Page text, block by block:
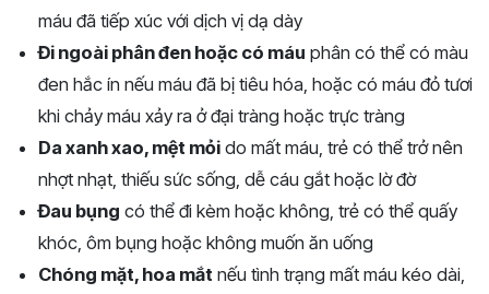
máu đã tiếp xúc với dịch vị dạ dày
Đi ngoài phân đen hoặc có máu phân có thể có màu
đen hắc ín nếu máu đã bị tiêu hóa, hoặc có máu đỏ tươi
khi chảy máu xảy ra ở đại tràng hoặc trực tràng
Da xanh xao, mệt mỏi do mất máu, trẻ có thể trở nên
nhợt nhạt, thiếu sức sống, dễ cáu gắt hoặc lờ đờ
Đau bụng có thể đi kèm hoặc không, trẻ có thể quấy
khóc, ôm bụng hoặc không muốn ăn uống
Chóng mặt, hoa mắt nếu tình trạng mất máu kéo dài,